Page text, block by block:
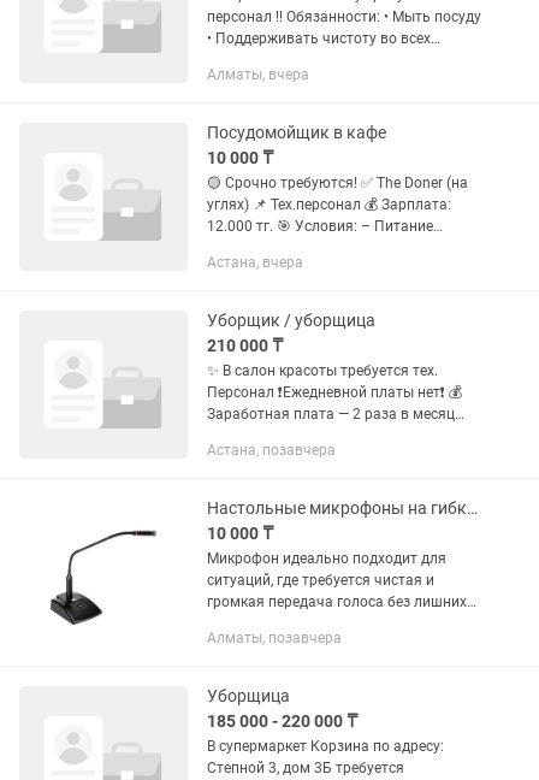
персонал !!️ Обязанности: • Мыть посуду
• Поддерживать чистоту во всех
Следить за чистотой и порядком на
Алматы, вчера
Посудомойщик в кафе
10 000 ₸
🟡 Срочно требуются! ✅ The Doner (на
углях) 📌 Тех.персонал 💰 Зарплата:
12.000 тг. 🎯 Условия: – Питание
Развозка есть
Астана, вчера
Уборщик / уборщица
210 000 ₸
✨ В салон красоты требуется тех.
Персонал ❗️Ежедневной платы нет❗️ 💰
Заработная плата — 2 раза в месяц
мытье полов в подсобных
Астана, позавчера
Настольные микрофоны на гибкой шее
10 000 ₸
Микрофон идеально подходит для
ситуаций, где требуется чистая и
громкая передача голоса без лишних
чувствительному капсюлю и удобной
объявления,...
Алматы, позавчера
Уборщица
185 000 - 220 000 ₸
В супермаркет Корзина по адресу:
Степной 3, дом 3Б требуется